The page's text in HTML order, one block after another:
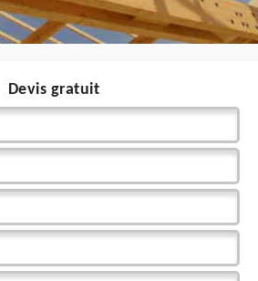
Devis gratuit